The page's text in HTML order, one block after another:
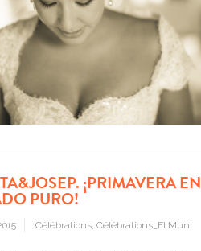
¡PRIMAVERA EN
PURO!
Célébrations, Célébrations_El Munt